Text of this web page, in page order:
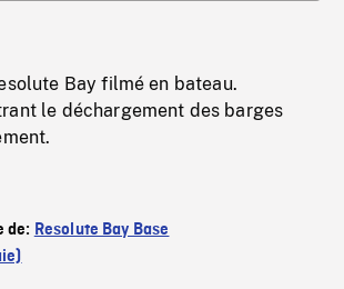
Bay filmé en bateau.
le déchargement des barges
de: Resolute Bay Base